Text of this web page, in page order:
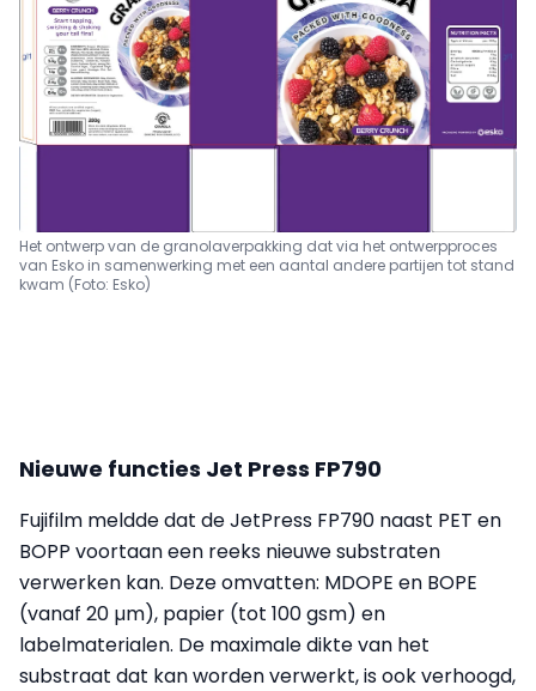
Het ontwerp van de granolaverpakking dat via het ontwerpproces
van Esko in samenwerking met een aantal andere partijen tot stand
kwam (Foto: Esko)
Nieuwe functies Jet Press FP790
Fujifilm meldde dat de JetPress FP790 naast PET en
BOPP voortaan een reeks nieuwe substraten
verwerken kan. Deze omvatten: MDOPE en BOPE
(vanaf 20 µm), papier (tot 100 gsm) en
labelmaterialen. De maximale dikte van het
substraat dat kan worden verwerkt, is ook verhoogd,